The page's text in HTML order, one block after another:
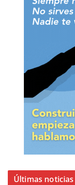
Últimas noticias